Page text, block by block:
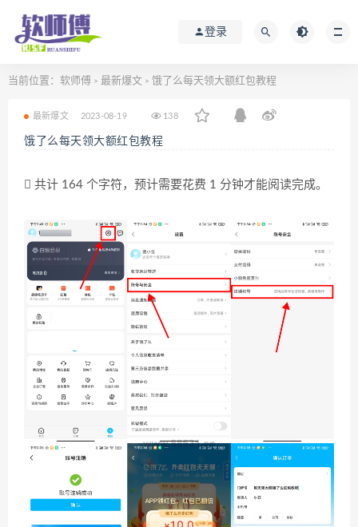
登录
当前位置： 软师傅 > 最新爆文 > 饿了么每天领大额红包教程
最新爆文 2023-08-19 138
饿了么每天领大额红包教程
共计 164 个字符，预计需要花费 1 分钟才能阅读完成。